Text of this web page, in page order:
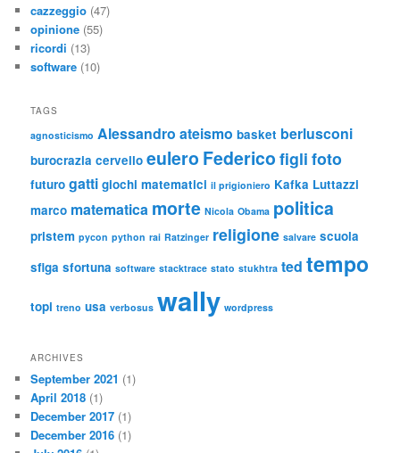
cazzeggio (47)
opinione (55)
ricordi (13)
software (10)
TAGS
agnosticismo Alessandro ateismo basket berlusconi
burocrazia cervello eulero Federico figli foto
futuro gatti giochi matematici il prigioniero Kafka Luttazzi
marco matematica morte Nicola Obama politica
pristem pycon python rai Ratzinger religione salvare scuola
sfiga sfortuna software stacktrace stato stukhtra ted tempo
topi treno usa verbosus wally wordpress
ARCHIVES
September 2021 (1)
April 2018 (1)
December 2017 (1)
December 2016 (1)